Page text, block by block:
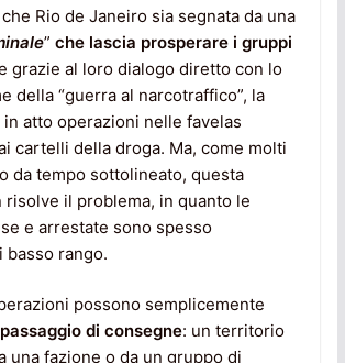
Rio de Janeiro sia segnata da una
” che lascia prosperare i gruppi
grazie al loro dialogo diretto con lo
della “guerra al narcotraffico”, la
atto operazioni nelle favelas
cartelli della droga. Ma, come molti
da tempo sottolineato, questa
risolve il problema, in quanto le
e arrestate sono spesso
basso rango.
possono semplicemente
passaggio di consegne: un territorio
una fazione o da un gruppo di